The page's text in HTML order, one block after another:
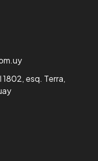
esq. Terra,